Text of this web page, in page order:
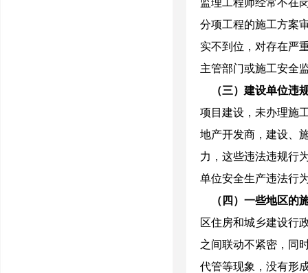
监理工程师经常不在
分项工程的施工方案
实不到位，对存在严
主管部门或施工安全
（三）建设单位违
项目建设，未办理施
地产开发商，建设、
力，这些违法违规行
单位安全生产违法行
（四）一些地区的
区住房和城乡建设行
之间联动不紧密，同
代管等现象，没有形